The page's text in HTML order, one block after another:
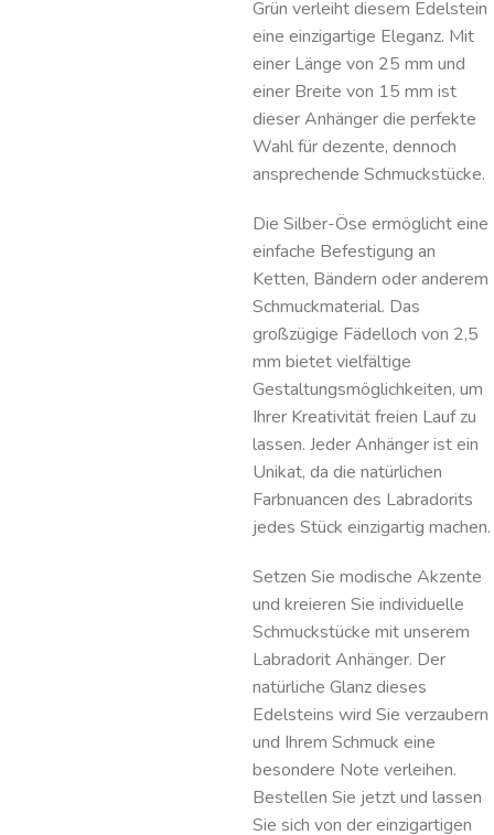
Grün verleiht diesem Edelstein
eine einzigartige Eleganz. Mit
einer Länge von 25 mm und
einer Breite von 15 mm ist
dieser Anhänger die perfekte
Wahl für dezente, dennoch
ansprechende Schmuckstücke.
Die Silber-Öse ermöglicht eine
einfache Befestigung an
Ketten, Bändern oder anderem
Schmuckmaterial. Das
großzügige Fädelloch von 2,5
mm bietet vielfältige
Gestaltungsmöglichkeiten, um
Ihrer Kreativität freien Lauf zu
lassen. Jeder Anhänger ist ein
Unikat, da die natürlichen
Farbnuancen des Labradorits
jedes Stück einzigartig machen.
Setzen Sie modische Akzente
und kreieren Sie individuelle
Schmuckstücke mit unserem
Labradorit Anhänger. Der
natürliche Glanz dieses
Edelsteins wird Sie verzaubern
und Ihrem Schmuck eine
besondere Note verleihen.
Bestellen Sie jetzt und lassen
Sie sich von der einzigartigen